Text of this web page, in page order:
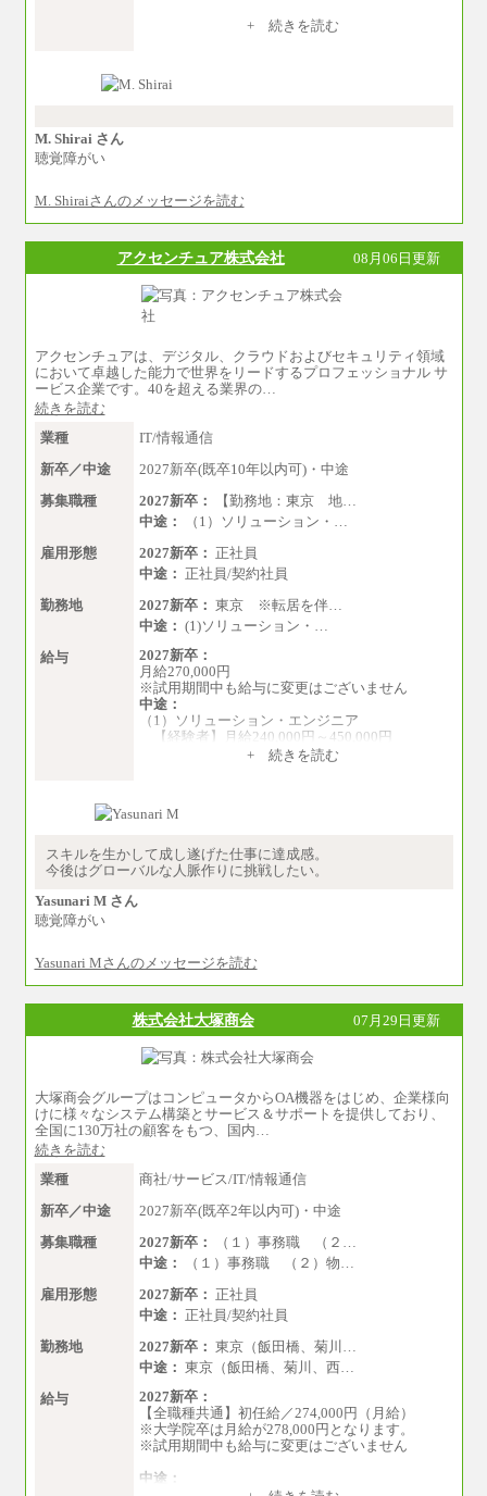
※入社後早期から、自律的な業務遂行が求
り高い職責を担う方については、さらに高い金
※上記に加え、所定労働時間外に勤務をし
ん。
中途：
＜募集各社・全職種共通＞
月給21万円以上～
※試用期間中の給与に変更はありません。
※経験・能力を考慮し、当社規定により決定い
たします。
+ 続きを読む
M. Shirai さん
聴覚障がい
M. Shiraiさんのメッセージを読む
アクセンチュア株式会社 08月06日更新
アクセンチュアは、デジタル、クラウドおよびセキュリティ領域
において卓越した能力で世界をリードするプロフェッショナル サ
ービス企業です。40を超える業界の…
続きを読む
業種
IT/情報通信
新卒／中途
2027新卒(既卒10年以内可)・中途
募集職種
2027新卒：
【勤務地：東京 地…
中途：
（1）ソリューション・…
雇用形態
2027新卒： 正社員
中途： 正社員/契約社員
勤務地
2027新卒： 東京 ※転居を伴…
中途： (1)ソリューション・…
給与
2027新卒：
月給270,000円
※試用期間中も給与に変更はございません
中途：
（1）ソリューション・エンジニア
【経験者】月給240,000円～450,000円
※地域や業務内容によって変動がありま
す
（2）一般事務
月給210,000円～350,000円
※地域や業務内容によって変動があります
※試用期間中も給与に変更はございません
+ 続きを読む
スキルを生かして成し遂げた仕事に達成感。
今後はグローバルな人脈作りに挑戦したい。
Yasunari M さん
聴覚障がい
Yasunari Mさんのメッセージを読む
株式会社大塚商会 07月29日更新
大塚商会グループはコンピュータからOA機器をはじめ、企業様向
けに様々なシステム構築とサービス＆サポートを提供しており、
全国に130万社の顧客をもつ、国内…
続きを読む
業種
商社/サービス/IT/情報通信
新卒／中途
2027新卒(既卒2年以内可)・中途
募集職種
2027新卒：
（１）事務職 （２…
中途：
（１）事務職 （２）物…
雇用形態
2027新卒： 正社員
中途： 正社員/契約社員
勤務地
2027新卒： 東京（飯田橋、菊川…
中途： 東京（飯田橋、菊川、西…
給与
2027新卒：
【全職種共通】初任給／274,000円（月給）
※大学院卒は月給が278,000円となります。
※試用期間中も給与に変更はございません
中途：